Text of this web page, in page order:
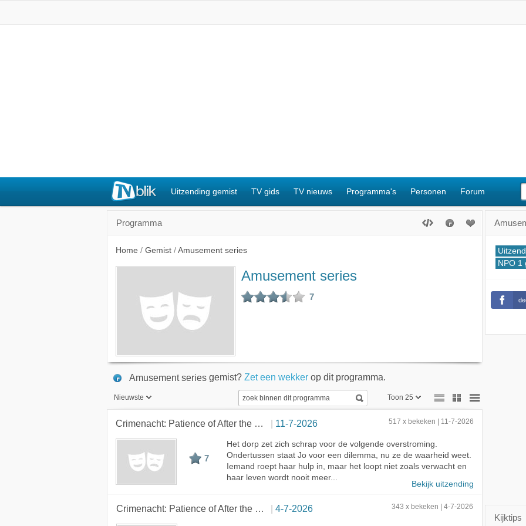
Uitzending gemist TV gids TV nieuws Programma's Personen Forum
Programma
Home / Gemist / Amusement series
Amusement series
7
Amusement series gemist? Zet een wekker op dit programma.
Nieuwste
Meest bekeken
Toon 25
Toon 75
Crimenacht: Patience of After the Flood 11-7-2026 517 x bekeken | 11-7-2026
7
Het dorp zet zich schrap voor de volgende overstroming.
Ondertussen staat Jo voor een dilemma, nu ze de waarheid weet.
Iemand roept haar hulp in, maar het loopt niet zoals verwacht en
haar leven wordt nooit meer...
Bekijk uitzending
Crimenacht: Patience of After the Flood 4-7-2026 343 x bekeken | 4-7-2026
NPO 1
Kijktips